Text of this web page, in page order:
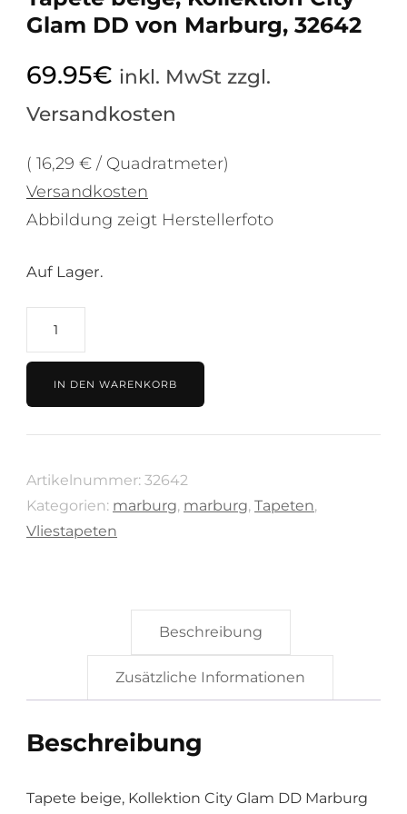
Glam DD von Marburg, 32642
69.95€ inkl. MwSt zzgl.
Versandkosten
( 16,29 € / Quadratmeter)
Versandkosten
Abbildung zeigt Herstellerfoto
Auf Lager.
beige,
Kollektion
City
Glam
von
Marburg,
IN DEN WARENKORB
Artikelnummer: 32642
Kategorien: marburg, marburg, Tapeten,
Vliestapeten
Beschreibung
Zusätzliche Informationen
Beschreibung
Tapete beige, Kollektion City Glam DD Marburg